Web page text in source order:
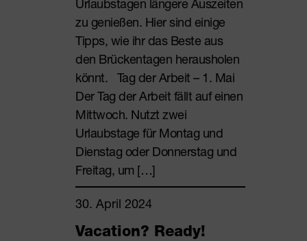
Urlaubstagen längere Auszeiten
zu genießen. Hier sind einige
Tipps, wie ihr das Beste aus
den Brückentagen herausholen
könnt. Tag der Arbeit – 1. Mai
Der Tag der Arbeit fällt auf einen
Mittwoch. Nutzt zwei
Urlaubstage für Montag und
Dienstag oder Donnerstag und
Freitag, um […]
30. April 2024
Vacation? Ready!